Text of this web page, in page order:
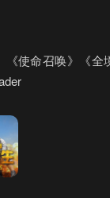
使命召唤》《全